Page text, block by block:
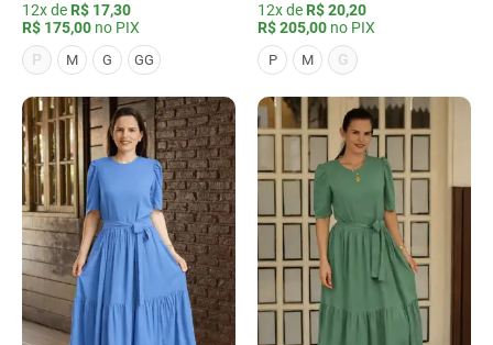
12x de R$ 17,30
R$ 175,00 no PIX
P
M G GG
12x de R$ 20,20
R$ 205,00 no PIX
P M G